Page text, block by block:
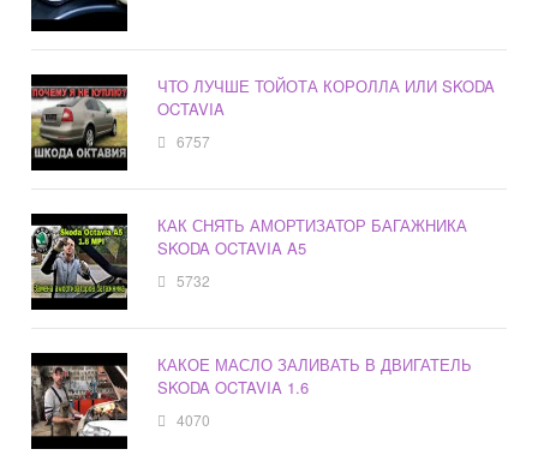
ЧТО ЛУЧШЕ ТОЙОТА КОРОЛЛА ИЛИ SKODA
OCTAVIA
6757
КАК СНЯТЬ АМОРТИЗАТОР БАГАЖНИКА
SKODA OCTAVIA A5
5732
КАКОЕ МАСЛО ЗАЛИВАТЬ В ДВИГАТЕЛЬ
SKODA OCTAVIA 1.6
4070